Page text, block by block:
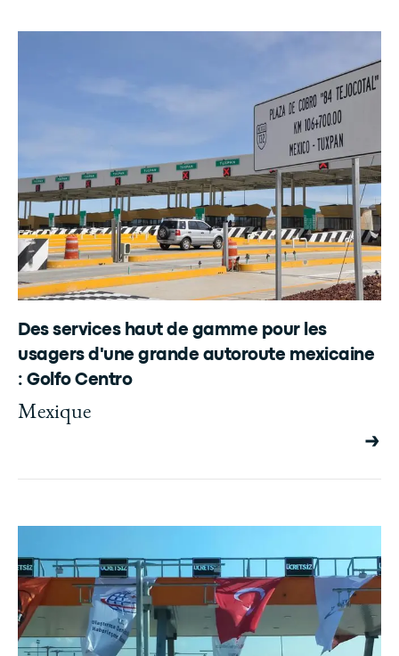
Des services haut de gamme pour les
usagers d'une grande autoroute mexicaine
: Golfo Centro
Mexique